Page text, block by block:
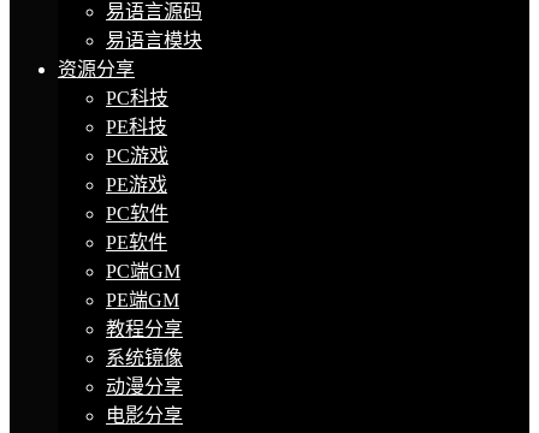
易语言源码
易语言模块
资源分享
PC科技
PE科技
PC游戏
PE游戏
PC软件
PE软件
PC端GM
PE端GM
教程分享
系统镜像
动漫分享
电影分享